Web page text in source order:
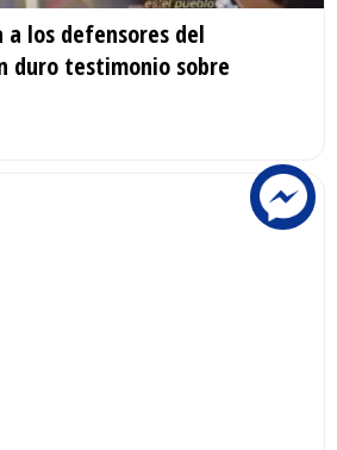
a los defensores del
duro testimonio sobre